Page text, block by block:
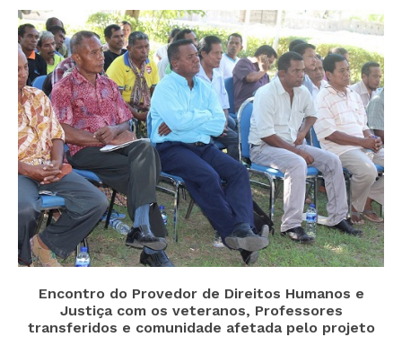
Encontro do Provedor de Direitos Humanos e
Justiça com os veteranos, Professores
transferidos e comunidade afetada pelo projeto